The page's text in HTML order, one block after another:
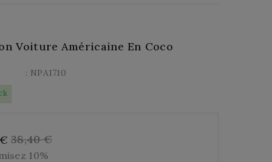
Voiture Américaine En Coco
: NPA1710
38,40 €
10%